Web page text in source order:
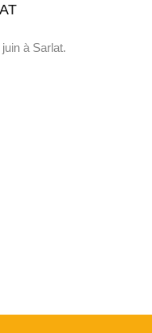
à Sarlat.